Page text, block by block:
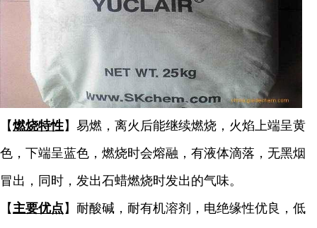
【燃烧特性】易燃，离火后能继续燃烧，火焰上端呈黄
色，下端呈蓝色，燃烧时会熔融，有液体滴落，无黑烟
冒出，同时，发出石蜡燃烧时发出的气味。
【主要优点 】耐酸碱，耐有机溶剂，电绝缘性优良，低